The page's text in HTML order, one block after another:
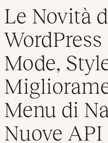
Contatti
Le Novità
WordPress
Mode,
Menu di
Nuove